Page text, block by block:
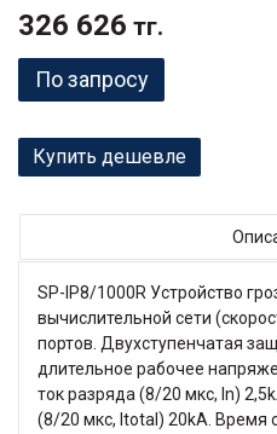
326 626 тг.
По запросу
Купить дешевле
SP-IP8/1000R Устройство
вычислительной сети
портов. Двухступенчатая
длительное рабочее
ток разряда (8/20 мкс, In)
(8/20 мкс, Itotal) 20kA. Время